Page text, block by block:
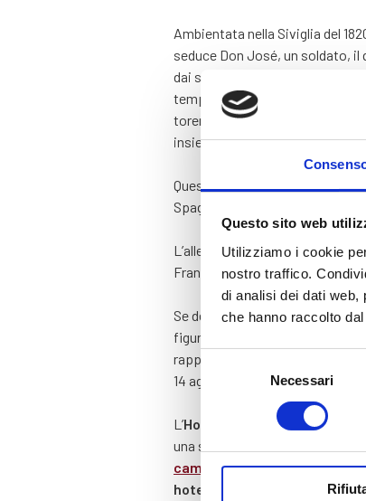
Questo sito web
Utilizziamo i cookie
nostro traffico.
di analisi dei dati web,
che hanno raccolto
Selezione
del
Necessari
Ambientata nella Siviglia del
seduce Don José, un soldato,
dai suoi sentimenti, Don José
tempestoso è destinato a finire
torero, conquista il cuore di
insieme, Don José, in un gesto
Questa storia di passione e
Spagna del passato, ed è
L’allestimento che va in scena
Franco Zeffirelli, il quale lo
Se desideri assistere a questo
figuranti, danzatori e la
rappresentazioni tra luglio,
14 agosto, il 23 agosto, il 29
L’Hotel Colomba d’Oroè l’
una serata di lirica.
camere di lusso a Veronae
hotel a 4 stelle in centro a